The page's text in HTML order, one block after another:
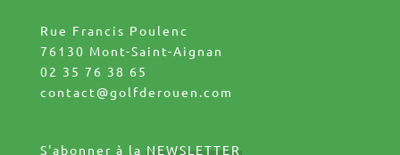
Rue Francis Poulenc
76130 Mont-Saint-Aignan
02 35 76 38 65
contact@golfderouen.com
S'abonner à la NEWSLETTER